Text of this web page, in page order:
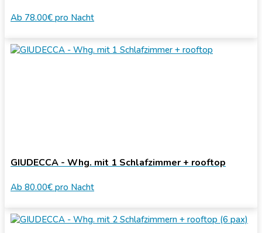
Ab 78.00€ pro Nacht
GIUDECCA - Whg. mit 1 Schlafzimmer + rooftop
Ab 80.00€ pro Nacht